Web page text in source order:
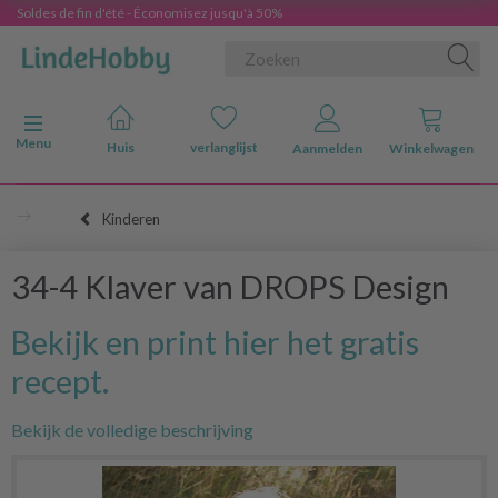
Soldes de fin d'été - Économisez jusqu'à 50%
Navigatie in-/uitschakelen
Menu
Huis verlanglijst Aanmelden Winkelwagen
Kinderen
34-4 Klaver van DROPS Design
Bekijk en print hier het gratis
recept.
Bekijk de volledige beschrijving